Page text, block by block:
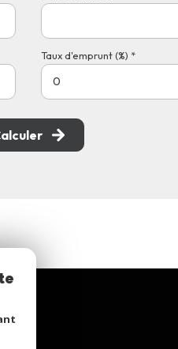
Taux d'emprunt (%) *